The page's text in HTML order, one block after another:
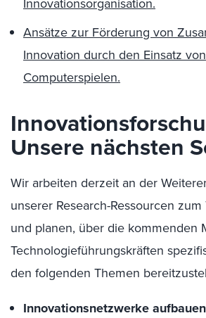
Ansätze zur Förderung von
Innovation durch den Einsatz von
Computerspielen.
Unsere nächsten
Wir arbeiten derzeit an der
unserer Research-Ressourcen
und planen, über die kommenden
Technologieführungskräften
den folgenden Themen
Innovationsnetzwerke